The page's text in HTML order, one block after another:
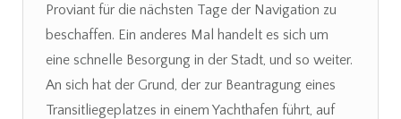
Proviant für die nächsten Tage der Navigation zu
beschaffen. Ein anderes Mal handelt es sich um
eine schnelle Besorgung in der Stadt, und so weiter.
An sich hat der Grund, der zur Beantragung eines
Transitliegeplatzes in einem Yachthafen führt, auf